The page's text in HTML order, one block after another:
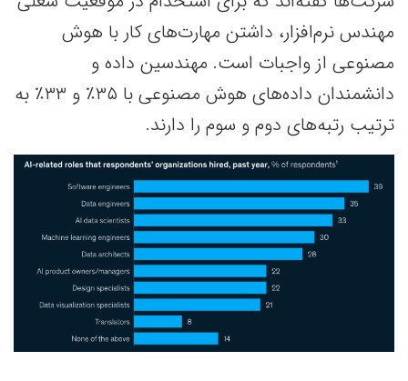
مهندس نرم‌افزار، داشتن مهارت‌های کار با هوش
مصنوعی از واجبات است. مهندسین داده و
دانشمندان داده‌های هوش مصنوعی با ۳۵٪ و ۳۳٪ به
ترتیب رتبه‌های دوم و سوم را دارند.